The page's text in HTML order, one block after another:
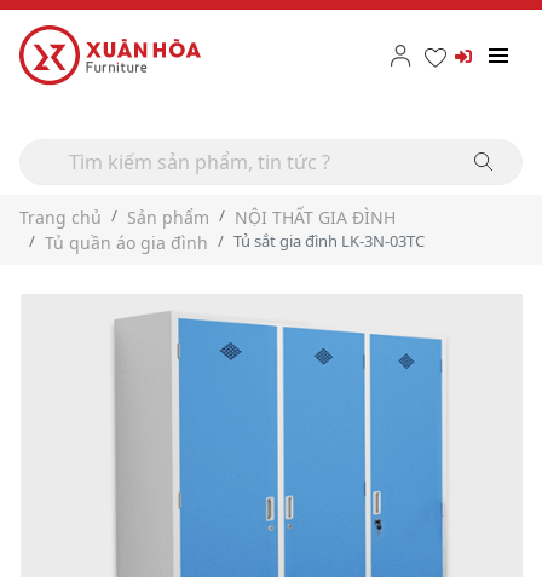
Trang chủ Sản phẩm
NỘI THẤT GIA ĐÌNH
Tủ quần áo gia đình
Tủ sắt gia đình LK-3N-03TC